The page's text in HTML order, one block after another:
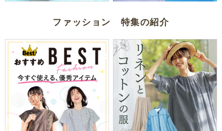
ファッション 特集の紹介